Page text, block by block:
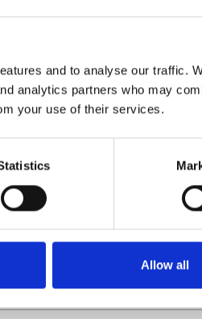
and to analyse our traffic.
analytics partners who may
your use of their services.
Allow all
formulier aan ons